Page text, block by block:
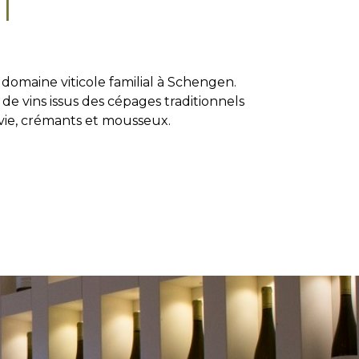
viticole familial à Schengen.
vins issus des cépages traditionnels
crémants et mousseux.